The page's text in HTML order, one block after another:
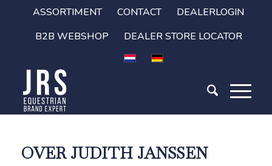
ASSORTIMENT CONTACT
DEALERLOGIN
B2B WEBSHOP
DEALER STORE LOCATOR
OVERJUDITH JANSSEN